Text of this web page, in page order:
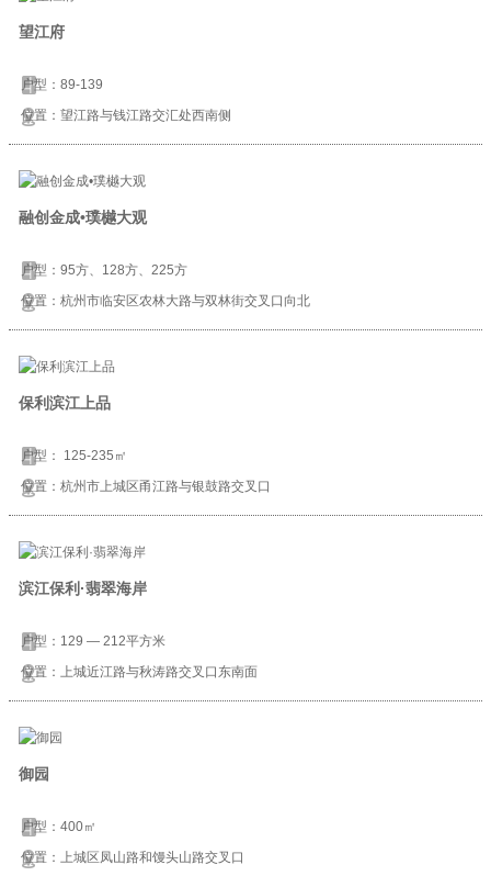
望江府
户型：89-139
位置：望江路与钱江路交汇处西南侧
融创金成•璞樾大观
户型：95方、128方、225方
位置：杭州市临安区农林大路与双林街交叉口向北
保利滨江上品
户型： 125-235㎡
位置：杭州市上城区甬江路与银鼓路交叉口
滨江保利·翡翠海岸
户型：129 — 212平方米
位置：上城近江路与秋涛路交叉口东南面
御园
户型：400㎡
位置：上城区凤山路和馒头山路交叉口